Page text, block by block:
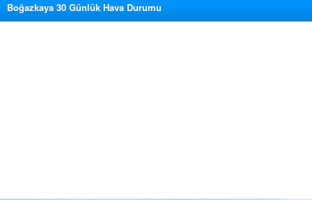
Boğazkaya 30 Günlük Hava Durumu